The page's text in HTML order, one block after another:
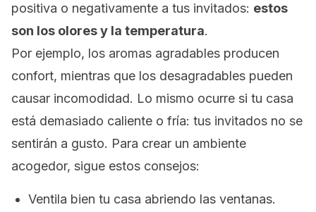
positiva o negativamente a tus invitados: estos
son los olores y la temperatura.
Por ejemplo, los aromas agradables producen
confort, mientras que los desagradables pueden
causar incomodidad. Lo mismo ocurre si tu casa
está demasiado caliente o fría: tus invitados no se
sentirán a gusto. Para crear un ambiente
acogedor, sigue estos consejos:
Ventila bien tu casa abriendo las ventanas.